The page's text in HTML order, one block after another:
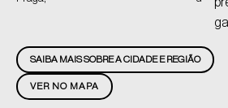
VER NO MAPA
SAIBA MAIS SOBRE A CIDADE E REGIÃO